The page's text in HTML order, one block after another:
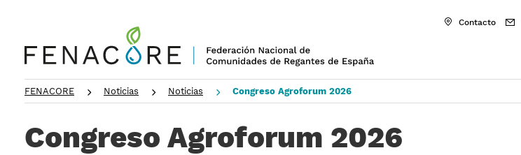
Contacto
FENACORE Noticias Noticias Congreso Agroforum 2026
Congreso Agroforum 2026